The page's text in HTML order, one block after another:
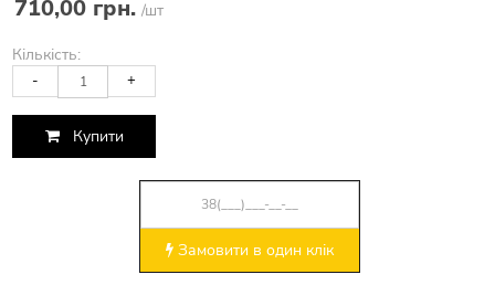
710,00 грн. /шт
Кількість:
- +
Купити
Замовити в один клік